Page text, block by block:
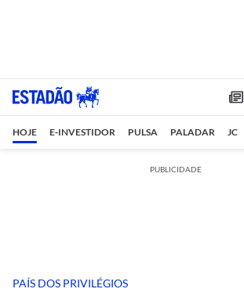
HOJE E-INVESTIDOR PULSA PALADAR JC
PUBLICIDADE
PAÍS DOS PRIVILÉGIOS